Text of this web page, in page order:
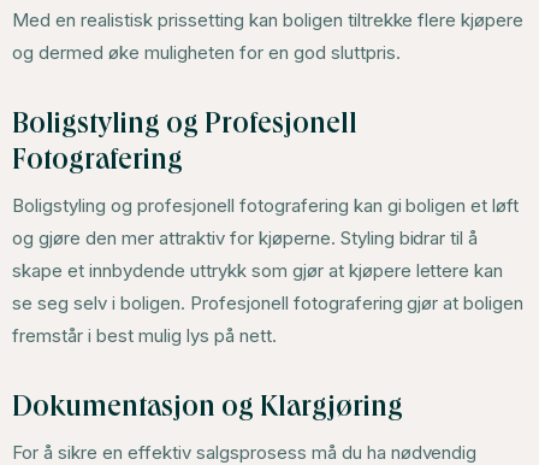
Med en realistisk prissetting kan boligen tiltrekke flere kjøpere
og dermed øke muligheten for en god sluttpris.
Boligstyling og Profesjonell
Fotografering
Boligstyling og profesjonell fotografering kan gi boligen et løft
og gjøre den mer attraktiv for kjøperne. Styling bidrar til å
skape et innbydende uttrykk som gjør at kjøpere lettere kan
se seg selv i boligen. Profesjonell fotografering gjør at boligen
fremstår i best mulig lys på nett.
Dokumentasjon og Klargjøring
For å sikre en effektiv salgsprosess må du ha nødvendig